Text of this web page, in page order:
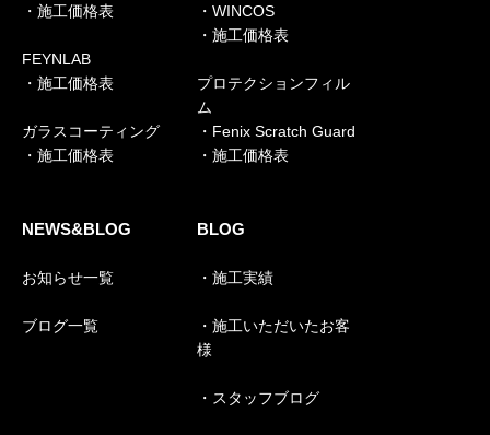
・施工価格表
FEYNLAB
・施工価格表
ガラスコーティング
・施工価格表
・WINCOS
・施工価格表
プロテクションフィル
ム
・Fenix Scratch Guard
・施工価格表
NEWS&BLOG
お知らせ一覧
ブログ一覧
BLOG
・施工実績
・施工いただいたお客
様
・スタッフブログ